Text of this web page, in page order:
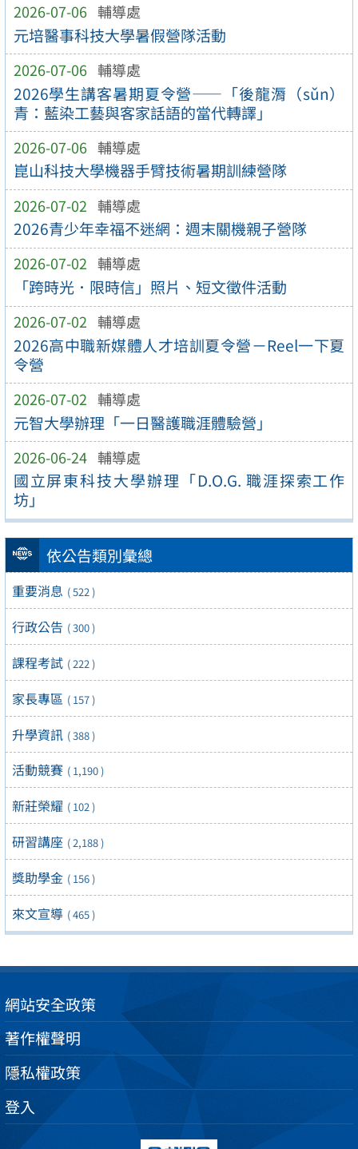
2026-07-06 輔導處
元培醫事科技大學暑假營隊活動
2026-07-06 輔導處
2026學生講客暑期夏令營——「後龍漘（sǔn）
青：藍染工藝與客家話語的當代轉譯」
2026-07-06 輔導處
崑山科技大學機器手臂技術暑期訓練營隊
2026-07-02 輔導處
2026青少年幸福不迷網：週末關機親子營隊
2026-07-02 輔導處
「跨時光．限時信」照片、短文徵件活動
2026-07-02 輔導處
2026高中職新媒體人才培訓夏令營－Reel一下夏
令營
2026-07-02 輔導處
元智大學辦理「一日醫護職涯體驗營」
2026-06-24 輔導處
國立屏東科技大學辦理「D.O.G. 職涯探索工作
坊」
依公告類別彙總
重要消息 ( 522 )
行政公告 ( 300 )
課程考試 ( 222 )
家長專區 ( 157 )
升學資訊 ( 388 )
活動競賽 ( 1,190 )
新莊榮耀 ( 102 )
研習講座 ( 2,188 )
獎助學金 ( 156 )
來文宣導 ( 465 )
網站安全政策
著作權聲明
隱私權政策
登入